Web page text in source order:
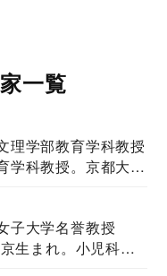
一覧
理学部教育学科教授
学科教授。京都大学
子大学名誉教授
生まれ。小児科